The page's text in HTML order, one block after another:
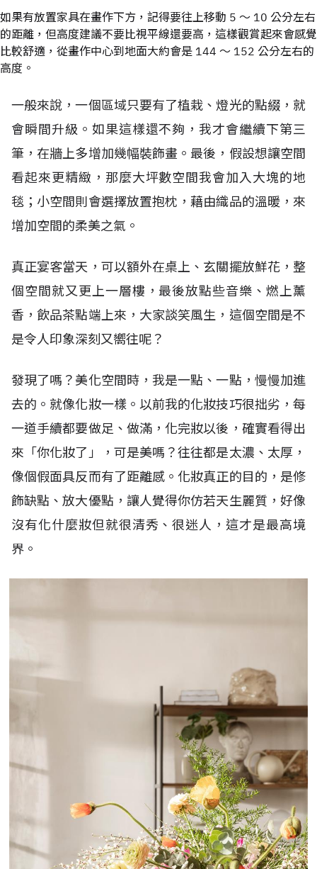
如果有放置家具在畫作下方，記得要往上移動 5 ～ 10 公分左右
的距離，但高度建議不要比視平線還要高，這樣觀賞起來會感覺
比較舒適，從畫作中心到地面大約會是 144 ～ 152 公分左右的
高度。
一般來說，一個區域只要有了植栽、燈光的點綴，就
會瞬間升級。如果這樣還不夠，我才會繼續下第三
筆，在牆上多增加幾幅裝飾畫。最後，假設想讓空間
看起來更精緻，那麼大坪數空間我會加入大塊的地
毯；小空間則會選擇放置抱枕，藉由織品的溫暖，來
增加空間的柔美之氣。
真正宴客當天，可以額外在桌上、玄關擺放鮮花，整
個空間就又更上一層樓，最後放點些音樂、燃上薰
香，飲品茶點端上來，大家談笑風生，這個空間是不
是令人印象深刻又嚮往呢？
發現了嗎？美化空間時，我是一點、一點，慢慢加進
去的。就像化妝一樣。以前我的化妝技巧很拙劣，每
一道手續都要做足、做滿，化完妝以後，確實看得出
來「你化妝了」，可是美嗎？往往都是太濃、太厚，
像個假面具反而有了距離感。化妝真正的目的，是修
飾缺點、放大優點，讓人覺得你仿若天生麗質，好像
沒有化什麼妝但就很清秀、很迷人，這才是最高境
界。